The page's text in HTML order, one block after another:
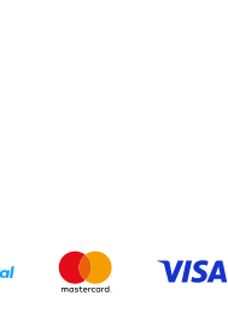
due, tre o quattropoli,